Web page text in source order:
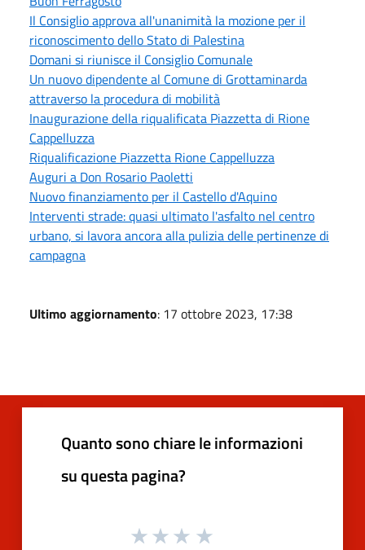
Il Consiglio approva all'unanimità la mozione per il
riconoscimento dello Stato di Palestina
Domani si riunisce il Consiglio Comunale
Un nuovo dipendente al Comune di Grottaminarda
attraverso la procedura di mobilità
Inaugurazione della riqualificata Piazzetta di Rione
Cappelluzza
Riqualificazione Piazzetta Rione Cappelluzza
Auguri a Don Rosario Paoletti
Nuovo finanziamento per il Castello d'Aquino
Interventi strade: quasi ultimato l'asfalto nel centro
urbano, si lavora ancora alla pulizia delle pertinenze di
campagna
Ultimo aggiornamento: 17 ottobre 2023, 17:38
Quanto sono chiare le informazioni
su questa pagina?